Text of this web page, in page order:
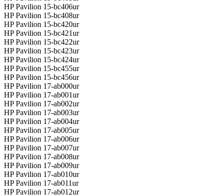
HP Pavilion 15-bc406ur
HP Pavilion 15-bc408ur
HP Pavilion 15-bc420ur
HP Pavilion 15-bc421ur
HP Pavilion 15-bc422ur
HP Pavilion 15-bc423ur
HP Pavilion 15-bc424ur
HP Pavilion 15-bc455ur
HP Pavilion 15-bc456ur
HP Pavilion 17-ab000ur
HP Pavilion 17-ab001ur
HP Pavilion 17-ab002ur
HP Pavilion 17-ab003ur
HP Pavilion 17-ab004ur
HP Pavilion 17-ab005ur
HP Pavilion 17-ab006ur
HP Pavilion 17-ab007ur
HP Pavilion 17-ab008ur
HP Pavilion 17-ab009ur
HP Pavilion 17-ab010ur
HP Pavilion 17-ab011ur
HP Pavilion 17-ab012ur